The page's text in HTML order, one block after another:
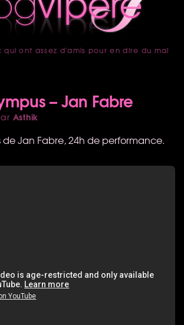
ont assez d'amis pour en dire du mal
– Jan Fabre
Asthik
Jan Fabre, 24h de performance.